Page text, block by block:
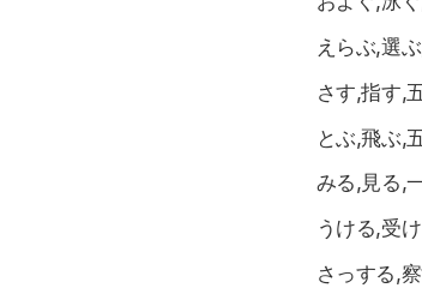
えらぶ,選
さす,指す,
とぶ,飛ぶ,
みる,見る,
うける,受
さっする,